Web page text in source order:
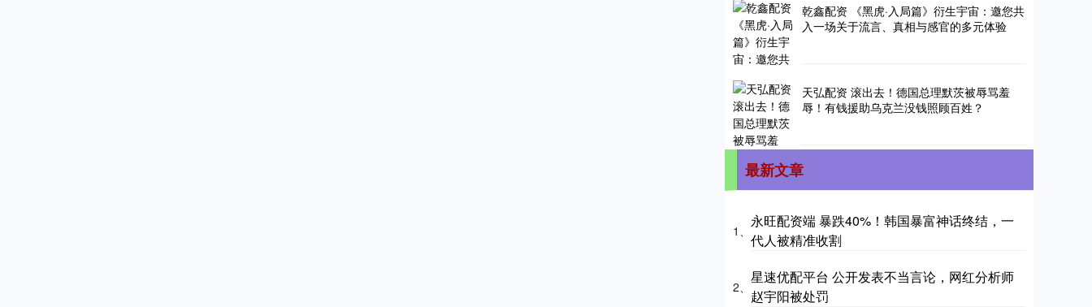
乾鑫配资 《黑虎·入局篇》衍生宇宙：邀您共
入一场关于流言、真相与感官的多元体验
天弘配资 滚出去！德国总理默茨被辱骂羞
辱！有钱援助乌克兰没钱照顾百姓？
最新文章
1、
永旺配资端 暴跌40%！韩国暴富神话终结，一
代人被精准收割
2、
星速优配平台 公开发表不当言论，网红分析师
赵宇阳被处罚